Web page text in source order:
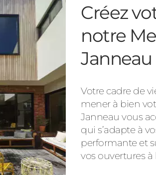
Créez
notre
Janneau
Votre cadre de
mener à bien
Janneau vous
qui s’adapte à
performante et
vos ouvertures à